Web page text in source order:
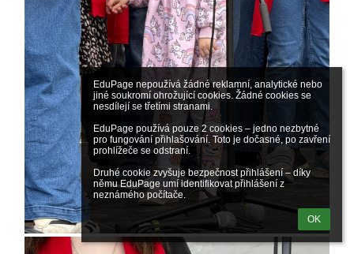
EduPage nepoužívá žádné reklamní, analytické nebo
jiné soukromí ohrožující cookies. Žádné cookies se
nesdílejí se třetími stranami.
EduPage používá pouze 2 cookies – jedno nezbytné
pro fungování přihlašování. Toto je dočasné, po zavření
prohlížeče se odstraní.
Druhé cookie zvyšuje bezpečnost přihlášení – díky
němu EduPage umí identifikovat přihlášení z
neznámého počítače.
OK